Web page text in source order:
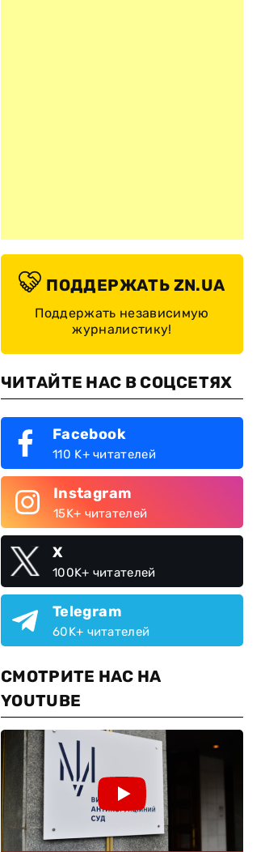
ПОДДЕРЖАТЬ ZN.UA
Поддержать независимую
журналистику!
ЧИТАЙТЕ НАС В СОЦСЕТЯХ
Facebook
110 K+ читателей
Instagram
15K+ читателей
X
100K+ читателей
Telegram
60K+ читателей
СМОТРИТЕ НАС НА
YOUTUBE